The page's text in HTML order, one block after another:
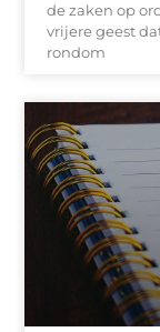
de zaken op
vrijere geest
rondom